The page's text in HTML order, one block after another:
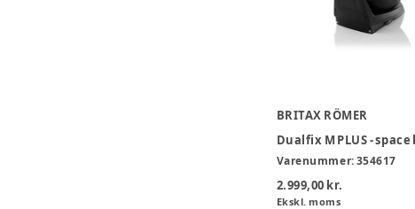
BRITAX RÖMER
Dualfix M PLUS -
Varenummer:354617
2.999,00 kr.
Ekskl. moms